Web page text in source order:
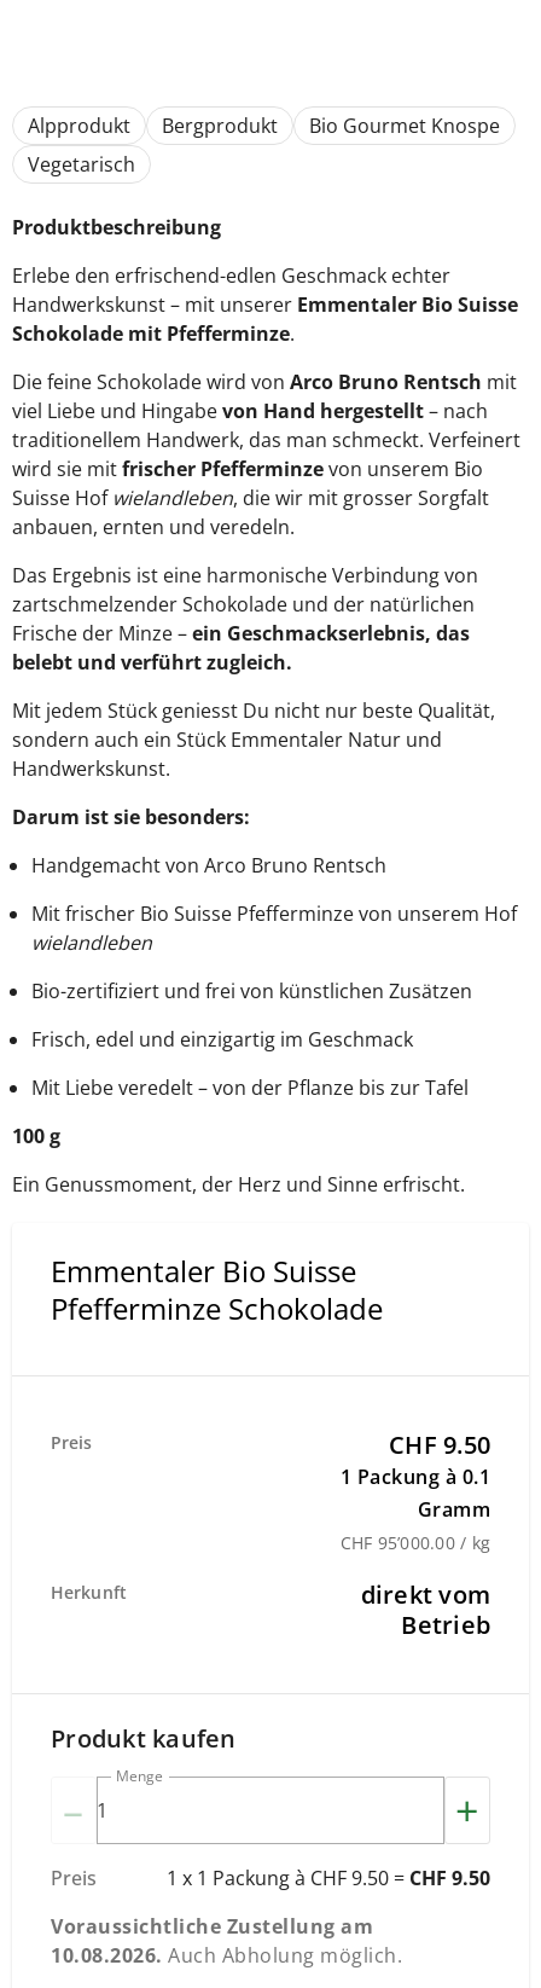
Alpprodukt Bergprodukt
Bio Gourmet Knospe
Vegetarisch
Produktbeschreibung
Erlebe den erfrischend-edlen Geschmack echter
Handwerkskunst – mit unserer Emmentaler Bio Suisse
Schokolade mit Pfefferminze.
Die feine Schokolade wird von Arco Bruno Rentsch mit
viel Liebe und Hingabevon Hand hergestellt– nach
traditionellem Handwerk, das man schmeckt. Verfeinert
wird sie mitfrischer Pfefferminzevon unserem Bio
Suisse Hof wielandleben, die wir mit grosser Sorgfalt
anbauen, ernten und veredeln.
Das Ergebnis ist eine harmonische Verbindung von
zartschmelzender Schokolade und der natürlichen
Frische der Minze –ein Geschmackserlebnis, das
belebt und verführt zugleich.
Mit jedem Stück geniesst Du nicht nur beste Qualität,
sondern auch ein Stück Emmentaler Natur und
Handwerkskunst.
Darum ist sie besonders:
Handgemacht von Arco Bruno Rentsch
Mit frischer Bio Suisse Pfefferminze von unserem Hof
wielandleben
Bio-zertifiziert und frei von künstlichen Zusätzen
Frisch, edel und einzigartig im Geschmack
Mit Liebe veredelt – von der Pflanze bis zur Tafel
100 g
Ein Genussmoment, der Herz und Sinne erfrischt.
Emmentaler Bio Suisse
Pfefferminze Schokolade
Preis CHF 9.50
1 Packung à 0.1
Gramm
CHF 95’000.00 / kg
Herkunft
direkt vom
Betrieb
Produkt kaufen
–
Menge
+
Preis 1 x 1 Packung à CHF 9.50 = CHF 9.50
Voraussichtliche Zustellung am
10.08.2026. Auch Abholung möglich.